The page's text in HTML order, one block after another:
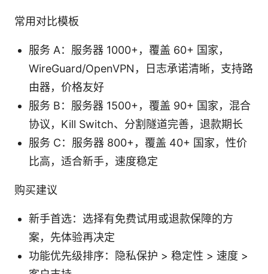
常用对比模板
服务 A：服务器 1000+，覆盖 60+ 国家，
WireGuard/OpenVPN，日志承诺清晰，支持路
由器，价格友好
服务 B：服务器 1500+，覆盖 90+ 国家，混合
协议，Kill Switch、分割隧道完善，退款期长
服务 C：服务器 800+，覆盖 40+ 国家，性价
比高，适合新手，速度稳定
购买建议
新手首选：选择有免费试用或退款保障的方
案，先体验再决定
功能优先级排序：隐私保护 > 稳定性 > 速度 >